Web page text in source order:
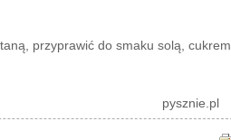
przyprawić do smaku solą, cukrem,
pysznie.pl